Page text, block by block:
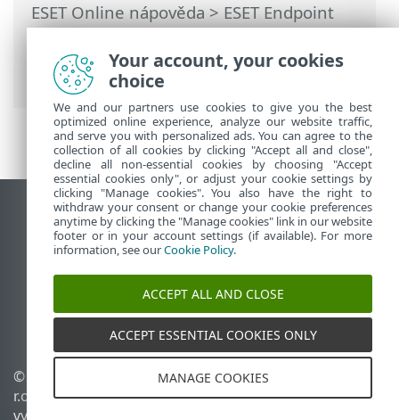
ESET Online nápověda>ESET Endpoint
Security>Použití ESET Endpoint Security
Nástroje>Odeslání vzorku k analýze>
Falešně detekovaná stránka
Zobrazit verzi pro počítač
End of Life
ESET Databáze znalostí
ESET Forum
ESET Status Portal
Regionální podpora
© 1992 - 2026 ESET, spol. s
r.o. - Všechna práva
vyhrazena.
Spravovat cookies
Zásady používání souborů
Your account, your cookies
choice
We and our partners use cookies to give you the best
optimized online experience, analyze our website traffic,
and serve you with personalized ads. You can agree to the
collection of all cookies by clicking "Accept all and close",
decline all non-essential cookies by choosing "Accept
essential cookies only", or adjust your cookie settings by
clicking "Manage cookies". You also have the right to
withdraw your consent or change your cookie preferences
anytime by clicking the "Manage cookies" link in our website
footer or in your account settings (if available). For more
information, see ourCookie Policy.
ACCEPT ALL AND CLOSE
ACCEPT ESSENTIAL COOKIES ONLY
MANAGE COOKIES